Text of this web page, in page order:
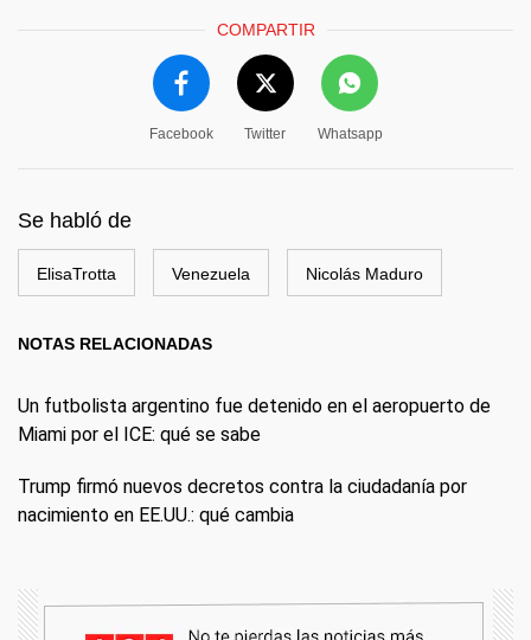
COMPARTIR
Facebook Twitter Whatsapp
Se habló de
ElisaTrotta Venezuela Nicolás Maduro
NOTAS RELACIONADAS
Un futbolista argentino fue detenido en el aeropuerto de
Miami por el ICE: qué se sabe
Trump firmó nuevos decretos contra la ciudadanía por
nacimiento en EE.UU.: qué cambia